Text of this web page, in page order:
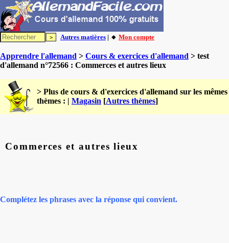
Autres matières | 🔸 Mon compte
Apprendre l'allemand > Cours & exercices d'allemand > test
d'allemand n°72566 : Commerces et autres lieux
> Plus de cours & d'exercices d'allemand sur les mêmes
thèmes : | Magasin [Autres thèmes]
Commerces et autres lieux
Complétez les phrases avec la réponse qui convient.